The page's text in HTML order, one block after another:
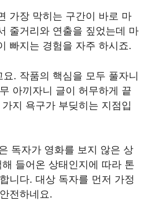
가장 막히는 구간이 바로 마
줄거리와 연출을 짚었는데 마
빠지는 경험을 자주 하시죠.
. 작품의 핵심을 모두 풀자니
아끼자니 글이 허무하게 끝
지 욕구가 부딪히는 지점입
독자가 영화를 보지 않은 상
들어온 상태인지에 따라 톤
니다. 대상 독자를 먼저 가정
전하네요.